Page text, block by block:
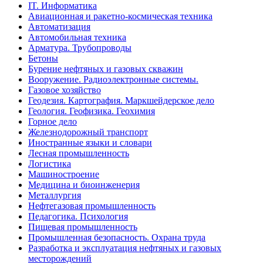
IT. Информатика
Авиационная и ракетно-космическая техника
Автоматизация
Автомобильная техника
Арматура. Трубопроводы
Бетоны
Бурение нефтяных и газовых скважин
Вооружение. Радиоэлектронные системы.
Газовое хозяйство
Геодезия. Картография. Маркшейдерское дело
Геология. Геофизика. Геохимия
Горное дело
Железнодорожный транспорт
Иностранные языки и словари
Лесная промышленность
Логистика
Машиностроение
Медицина и биоинженерия
Металлургия
Нефтегазовая промышленность
Педагогика. Психология
Пищевая промышленность
Промышленная безопасность. Охрана труда
Разработка и эксплуатация нефтяных и газовых
месторождений